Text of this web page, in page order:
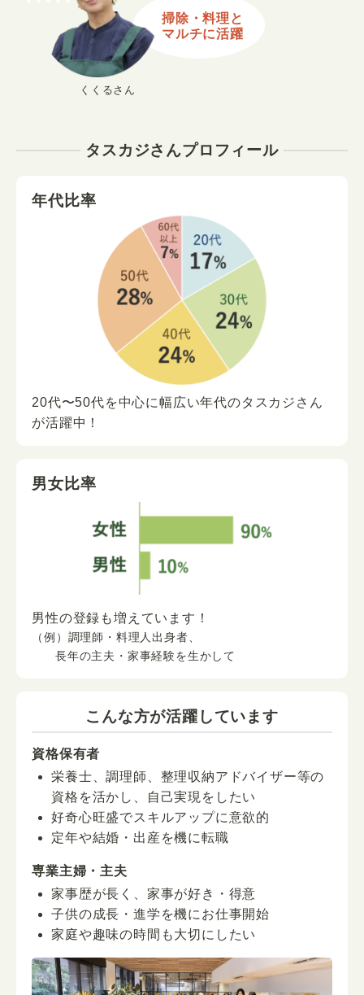
くくるさん
掃除・料理と
マルチに活躍
タスカジさんプロフィール
年代比率
20代〜50代を中心に幅広い年代のタスカジさん
が活躍中！
男女比率
男性の登録も増えています！
（例）調理師・料理人出身者、
長年の主夫・家事経験を生かして
こんな方が活躍しています
資格保有者
栄養士、調理師、整理収納アドバイザー等の
資格を活かし、自己実現をしたい
好奇心旺盛でスキルアップに意欲的
定年や結婚・出産を機に転職
専業主婦・主夫
家事歴が長く、家事が好き・得意
子供の成長・進学を機にお仕事開始
家庭や趣味の時間も大切にしたい